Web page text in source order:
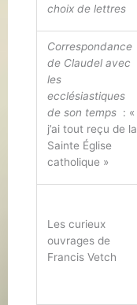
choix de lettres
Correspondance
de Claudel avec
les
ecclésiastiques
de son temps : «
j’ai tout reçu de la
Sainte Église
catholique »
Les curieux
ouvrages de
Francis Vetch